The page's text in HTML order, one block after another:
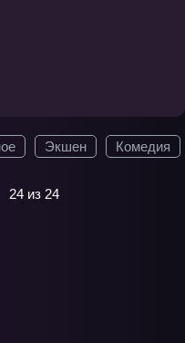
Экшен Комедия
24 из 24